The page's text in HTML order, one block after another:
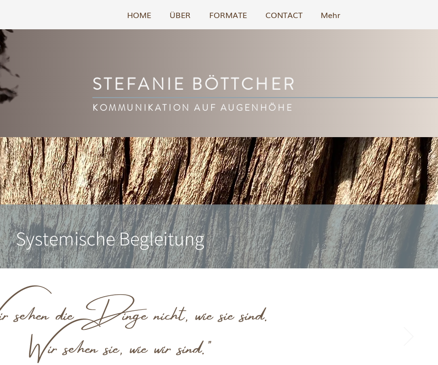
HOME ÜBER FORMATE CONTACT Mehr
STEFANIE BÖTTCHER
KOMMUNIKATION AUF AUGENHÖHE
Systemische Begleitung
die Dinge nicht, wie sie sind.
Wir sehen sie, wie wir sind."